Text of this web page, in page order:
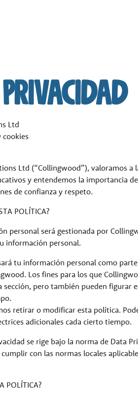
Ltd
cookies
Ltd (“Collingwood”), valoramos a
y entendemos la importancia
de confianza y respeto.
POLÍTICA?
personal será gestionada por
información personal.
tu información personal como
Los fines para los que
sección, pero también pueden figurar
retirar o modificar esta política.
adicionales cada cierto tiempo.
se rige bajo la norma de Data
con las normas locales
POLÍTICA?